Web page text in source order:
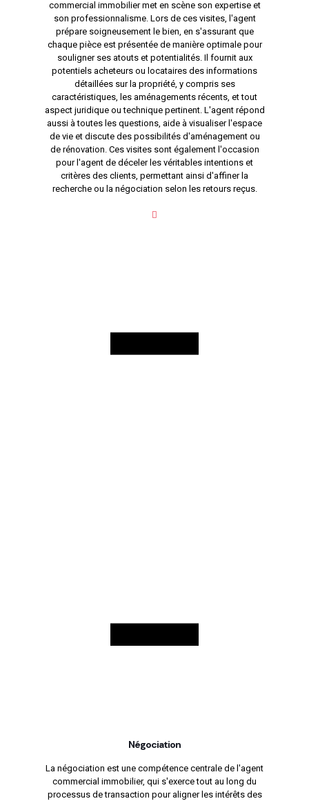
commercial immobilier met en scène son expertise et
son professionnalisme. Lors de ces visites, l'agent
prépare soigneusement le bien, en s'assurant que
chaque pièce est présentée de manière optimale pour
souligner ses atouts et potentialités. Il fournit aux
potentiels acheteurs ou locataires des informations
détaillées sur la propriété, y compris ses
caractéristiques, les aménagements récents, et tout
aspect juridique ou technique pertinent. L'agent répond
aussi à toutes les questions, aide à visualiser l'espace
de vie et discute des possibilités d'aménagement ou
de rénovation. Ces visites sont également l'occasion
pour l'agent de déceler les véritables intentions et
critères des clients, permettant ainsi d'affiner la
recherche ou la négociation selon les retours reçus.
Négociation
La négociation est une compétence centrale de l'agent
commercial immobilier, qui s'exerce tout au long du
processus de transaction pour aligner les intérêts des